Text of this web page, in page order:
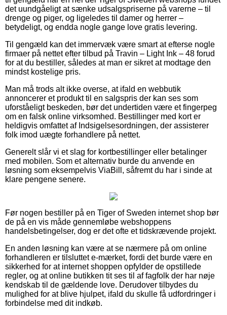
det uundgåeligt at sænke udsalgspriserne på varerne – til
drenge og piger, og ligeledes til damer og herrer –
betydeligt, og endda nogle gange love gratis levering.
Til gengæld kan det immervæk være smart at efterse nogle
firmaer på nettet efter tilbud på Travin – Light Ink – 48 forud
for at du bestiller, således at man er sikret at modtage den
mindst kostelige pris.
Man må trods alt ikke overse, at ifald en webbutik
annoncerer et produkt til en salgspris der kan ses som
uforståeligt beskeden, bør det undertiden være et fingerpeg
om en falsk online virksomhed. Bestillinger med kort er
heldigvis omfattet af Indsigelsesordningen, der assisterer
folk imod uægte forhandlere på nettet.
Generelt slår vi et slag for kortbestillinger eller betalinger
med mobilen. Som et alternativ burde du anvende en
løsning som eksempelvis ViaBill, såfremt du har i sinde at
klare pengene senere.
Før nogen bestiller på en Tiger of Sweden internet shop bør
de på en vis måde gennemløbe webshoppens
handelsbetingelser, dog er det ofte et tidskrævende projekt.
En anden løsning kan være at se nærmere på om online
forhandleren er tilsluttet e-mærket, fordi det burde være en
sikkerhed for at internet shoppen opfylder de opstillede
regler, og at online butikken tit ses til af fagfolk der har nøje
kendskab til de gældende love. Derudover tilbydes du
mulighed for at blive hjulpet, ifald du skulle få udfordringer i
forbindelse med dit indkøb.